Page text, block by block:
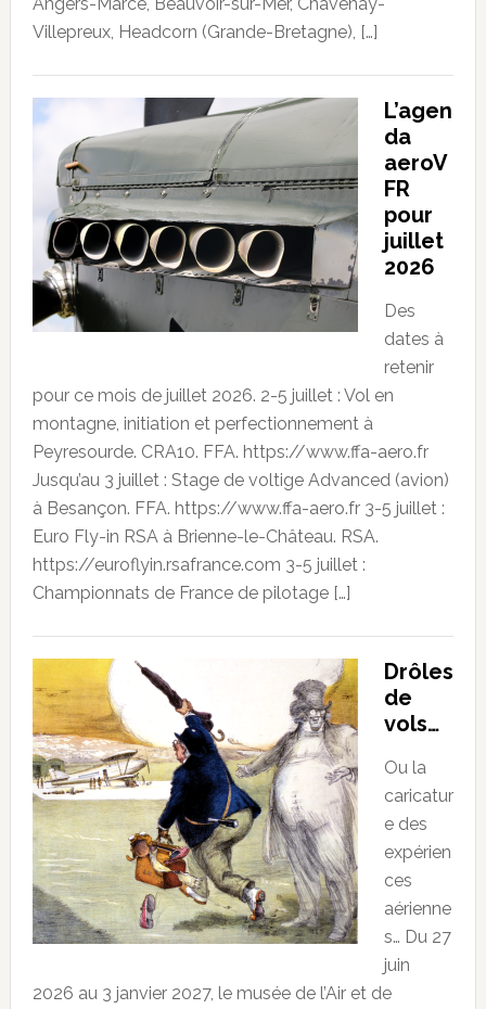
Villepreux, Headcorn (Grande-Bretagne), […]
L’agen
da
aeroV
FR
pour
juillet
2026
Des
dates à
retenir
pour ce mois de juillet 2026. 2-5 juillet : Vol en
montagne, initiation et perfectionnement à
Peyresourde. CRA10. FFA. https://www.ffa-aero.fr
Jusqu’au 3 juillet : Stage de voltige Advanced (avion)
à Besançon. FFA. https://www.ffa-aero.fr 3-5 juillet :
Euro Fly-in RSA à Brienne-le-Château. RSA.
https://euroflyin.rsafrance.com 3-5 juillet :
Championnats de France de pilotage […]
Drôles
de
vols…
Ou la
caricatur
e des
expérien
ces
aérienne
s… Du 27
juin
2026 au 3 janvier 2027, le musée de l’Air et de